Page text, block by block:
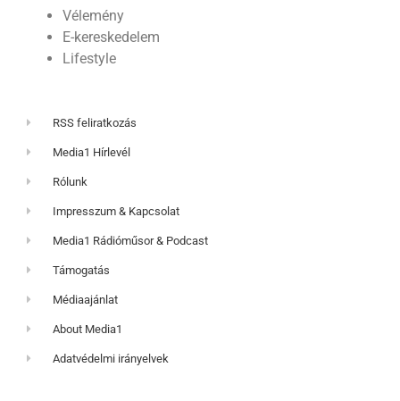
Vélemény
E-kereskedelem
Lifestyle
RSS feliratkozás
Media1 Hírlevél
Rólunk
Impresszum & Kapcsolat
Media1 Rádióműsor & Podcast
Támogatás
Médiaajánlat
About Media1
Adatvédelmi irányelvek